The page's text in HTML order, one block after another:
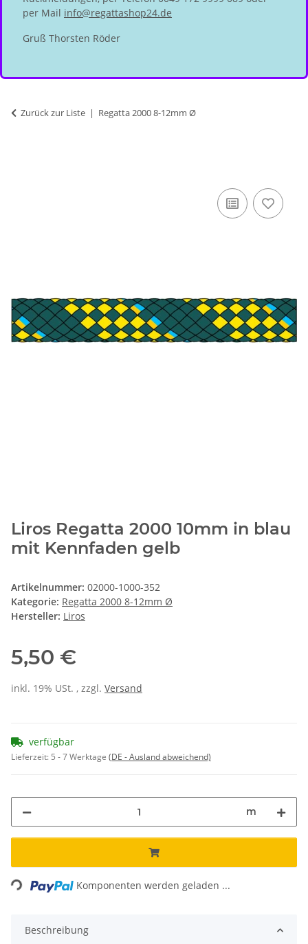
per Mail info@regattashop24.de
Gruß Thorsten Röder
Zurück zur Liste Regatta 2000 8-12mm Ø
Liros Regatta 2000 10mm in blau
mit Kennfaden gelb
Artikelnummer: 02000-1000-352
Kategorie: Regatta 2000 8-12mm Ø
Hersteller: Liros
5,50 €
inkl. 19% USt. , zzgl. Versand
verfügbar
Lieferzeit: 5 - 7 Werktage (DE - Ausland abweichend)
m
Loading... Komponenten werden geladen ...
Beschreibung